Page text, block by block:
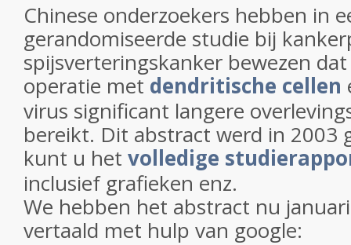
Chinese onderzoekers hebben in
gerandomiseerde studie bij
spijsverteringskanker bewezen
operatie met dendritische cellen
virus significant langere
bereikt. Dit abstract werd in 2003
kunt u het volledige
inclusief grafieken enz.
We hebben het abstract nu
vertaald met hulp van google: